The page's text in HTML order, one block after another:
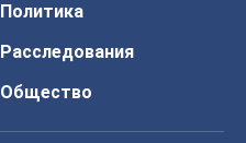
Политика
Расследования
Общество